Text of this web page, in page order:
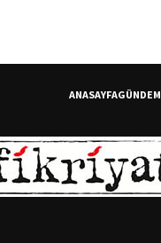
ANASAYFAGÜNDEM